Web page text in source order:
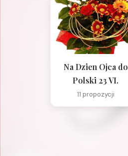
Na Dzien Ojca do
Polski 23 VI.
11 propozycji